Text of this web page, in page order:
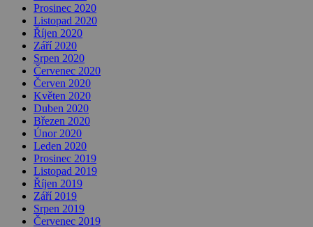
Prosinec 2020
Listopad 2020
Říjen 2020
Září 2020
Srpen 2020
Červenec 2020
Červen 2020
Květen 2020
Duben 2020
Březen 2020
Únor 2020
Leden 2020
Prosinec 2019
Listopad 2019
Říjen 2019
Září 2019
Srpen 2019
Červenec 2019